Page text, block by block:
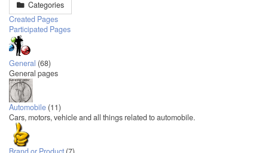
Categories
Created Pages
Participated Pages
General (68)
General pages
Automobile (11)
Cars, motors, vehicle and all things related to automobile.